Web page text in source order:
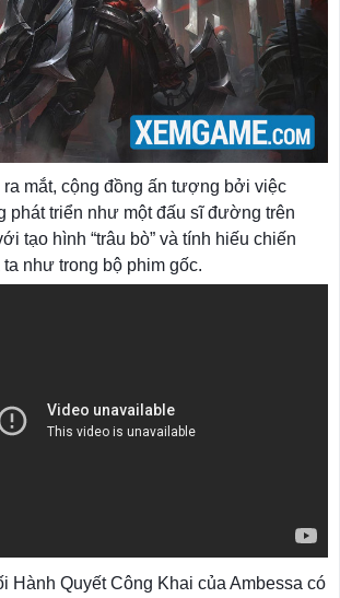
mắt, cộng đồng ấn tượng bởi việc
phát triển như một đấu sĩ đường trên
tạo hình “trâu bò” và tính hiếu chiến
như trong bộ phim gốc.
Hành Quyết Công Khai của Ambessa có